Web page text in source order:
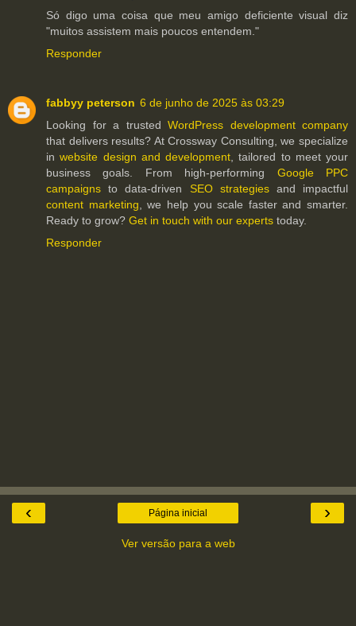
Só digo uma coisa que meu amigo deficiente visual diz
"muitos assistem mais poucos entendem."
Responder
fabbyy peterson 6 de junho de 2025 às 03:29
Looking for a trusted WordPress development company
that delivers results? At Crossway Consulting, we specialize
inwebsite design and development , tailored to meet your
business goals. From high-performing Google PPC
campaigns to data-driven SEO strategiesand impactful
content marketing , we help you scale faster and smarter.
Ready to grow? Get in touch with our experts today.
Responder
‹ ›
Página inicial
Ver versão para a web